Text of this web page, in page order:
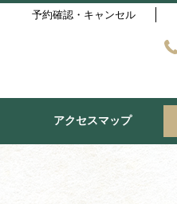
予約確認・キャンセル
アクセスマップ